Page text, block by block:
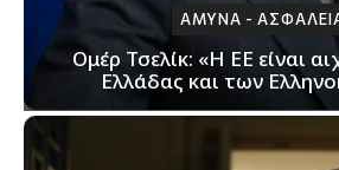
ΑΜΥΝΑ -
Ομέρ Τσελίκ: «Η ΕΕ είναι
Ελλάδας και των